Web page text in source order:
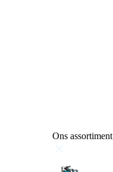
Ons assortiment